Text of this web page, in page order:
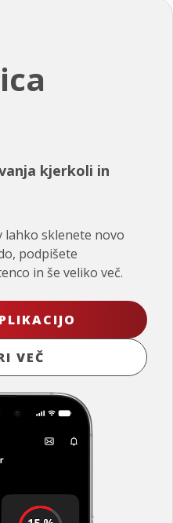
kjerkoli in
lahko sklenete novo
podpišete
in še veliko več.
VEČ